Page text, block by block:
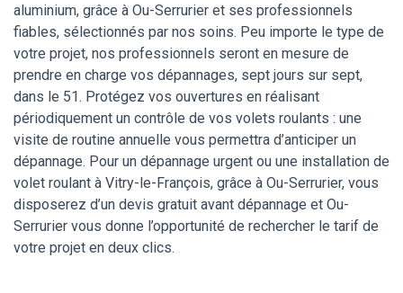
aluminium, grâce à Ou-Serrurier et ses professionnels
fiables, sélectionnés par nos soins. Peu importe le type de
votre projet, nos professionnels seront en mesure de
prendre en charge vos dépannages, sept jours sur sept,
dans le 51. Protégez vos ouvertures en réalisant
périodiquement un contrôle de vos volets roulants : une
visite de routine annuelle vous permettra d’anticiper un
dépannage. Pour un dépannage urgent ou une installation de
volet roulant à Vitry-le-François, grâce à Ou-Serrurier, vous
disposerez d’un devis gratuit avant dépannage et Ou-
Serrurier vous donne l’opportunité de rechercher le tarif de
votre projet en deux clics.